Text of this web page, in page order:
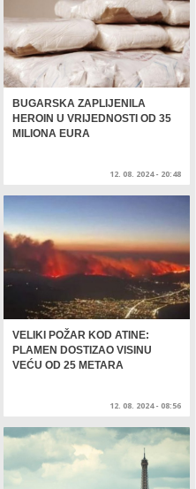
BUGARSKA ZAPLIJENILA
HEROIN U VRIJEDNOSTI OD 35
MILIONA EURA
12. 08. 2024 - 20:48
VELIKI POŽAR KOD ATINE:
PLAMEN DOSTIZAO VISINU
VEĆU OD 25 METARA
12. 08. 2024 - 08:56